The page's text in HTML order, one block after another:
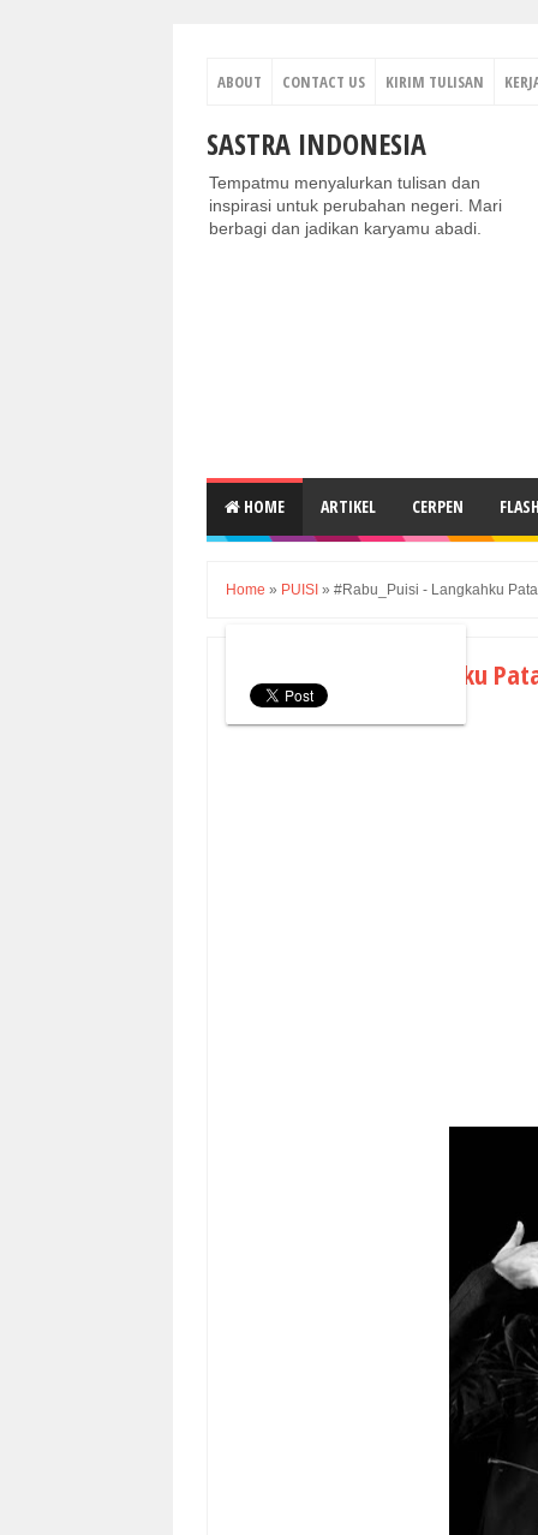
ABOUT CONTACT US KIRIM TULISAN
SASTRA INDONESIA
Tempatmu menyalurkan tulisan dan
inspirasi untuk perubahan negeri. Mari
berbagi dan jadikan karyamu abadi.
HOME ARTIKEL CERPEN
Home » PUISI » #Rabu_Puisi - Langkahku
#Rabu_Puisi - Langkahku